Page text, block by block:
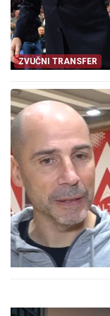
ZVUČNI TRANSFER